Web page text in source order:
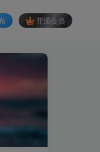
开通会员